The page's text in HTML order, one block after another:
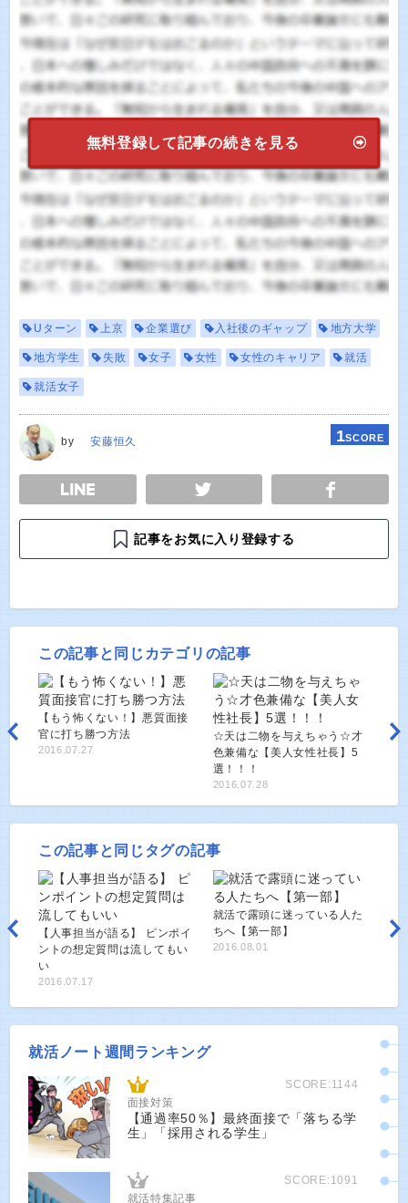
無料登録して記事の続きを見る
Uターン 上京 企業選び 入社後のギャップ 地方大学
地方学生 失敗 女子 女性 女性のキャリア 就活
就活女子
by 安藤恒久 1SCORE
TWEET
記事をお気に入り登録する
この記事と同じカテゴリの記事
【もう怖くない！】悪質面接
官に打ち勝つ方法
2016.07.27
☆天は二物を与えちゃう☆才
色兼備な【美人女性社長】5
選！！！
2016.07.28
この記事と同じタグの記事
【人事担当が語る】 ピンポイ
ントの想定質問は流してもい
い
2016.07.17
就活で露頭に迷っている人た
ちへ【第一部】
2016.08.01
就活ノート週間ランキング
SCORE:1144
面接対策
【通過率50％】最終面接で「落ちる学
生」「採用される学生」
SCORE:1091
就活特集記事